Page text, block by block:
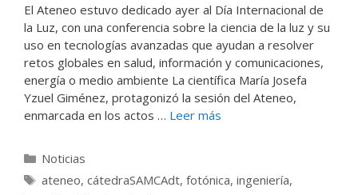
El Ateneo estuvo dedicado ayer al Día Internacional de
la Luz, con una conferencia sobre la ciencia de la luz y su
uso en tecnologías avanzadas que ayudan a resolver
retos globales en salud, información y comunicaciones,
energía o medio ambiente La científica María Josefa
Yzuel Giménez, protagonizó la sesión del Ateneo,
enmarcada en los actos … Leer más
Categorías
Noticias
Etiquetas
ateneo, cátedraSAMCAdt, fotónica, ingeniería,